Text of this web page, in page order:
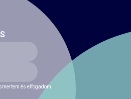
és elfogadom.